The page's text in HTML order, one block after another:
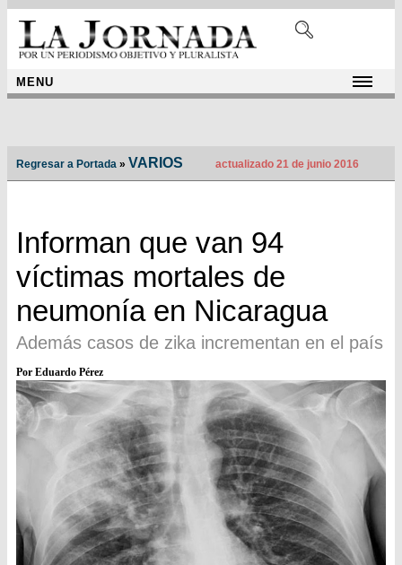
MENU
Regresar a Portada » VARIOS actualizado 21 de junio 2016
Informan que van 94
víctimas mortales de
neumonía en Nicaragua
Además casos de zika incrementan en el país
Por Eduardo Pérez